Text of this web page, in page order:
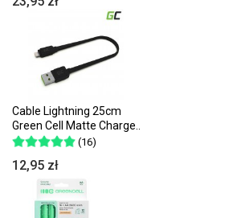
Cable Lightning 25cm
Green Cell Matte Charge..
(16)
12,95 zł